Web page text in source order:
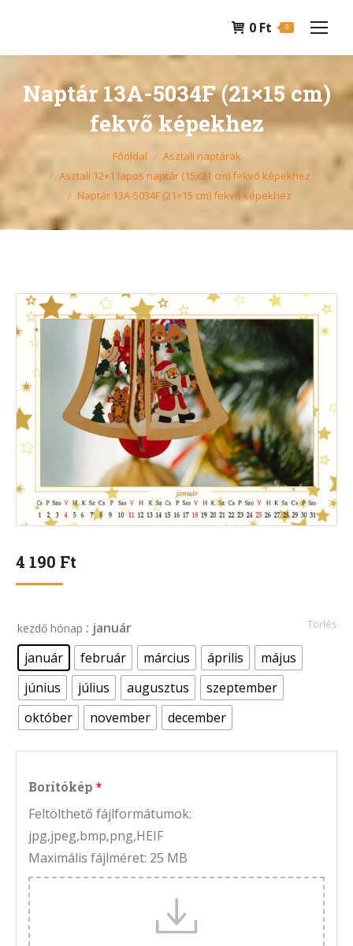
0 Ft 0
Naptár 13A-5034F (21×15 cm)
fekvő képekhez
Főoldal
Asztali naptárak
Asztali 12+1 lapos naptár (15x21 cm) fekvő képekhez
Naptár 13A-5034F (21×15 cm) fekvő képekhez
4 190 Ft
kezdő hónap : január
január
február március április
május
június
július augusztus
szeptember
október
november december
Törlés
Borítókép
Feltölthető fájlformátumok:
jpg,jpeg,bmp,png,HEIF
Maximális fájlméret: 25 MB